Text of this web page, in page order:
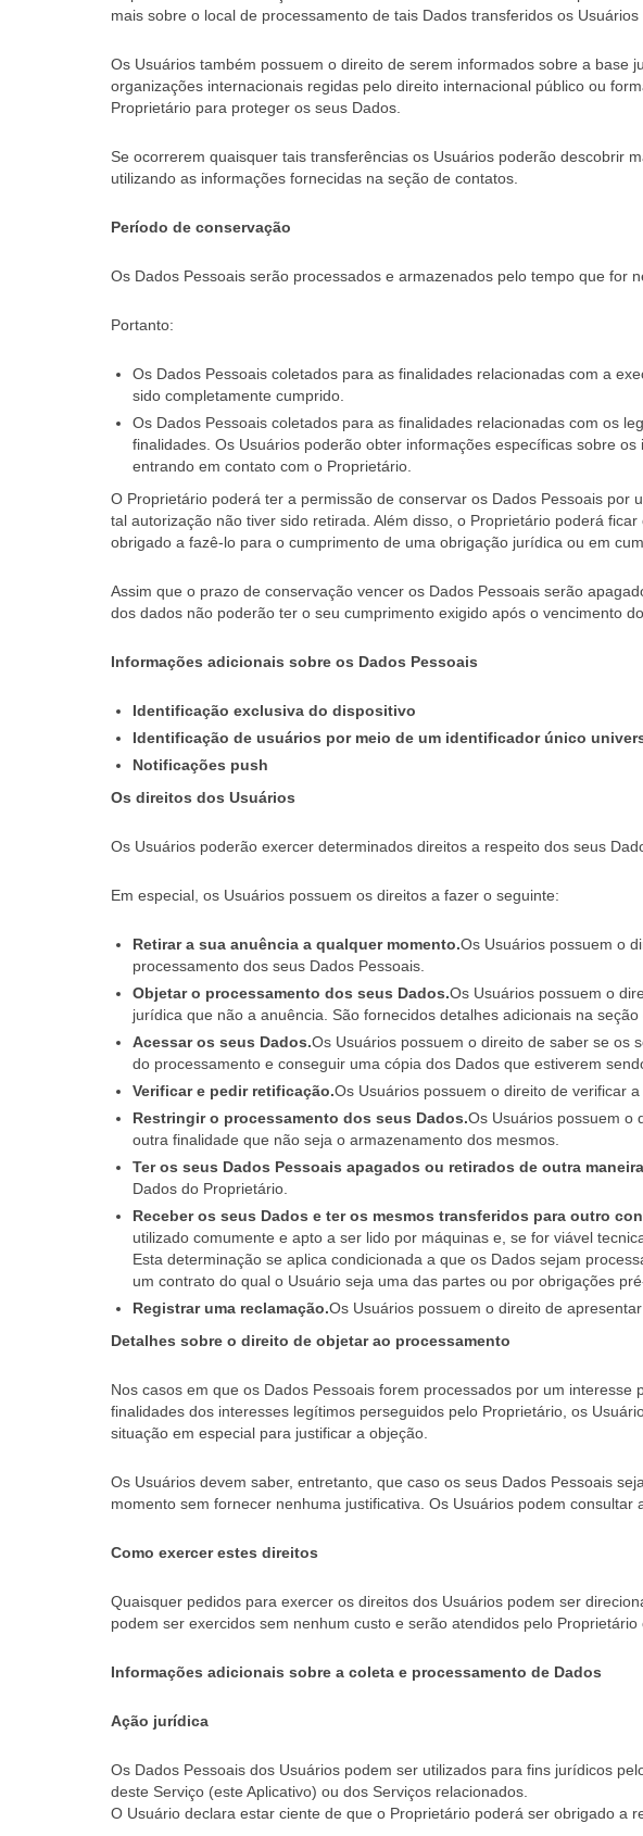
mais sobre o local de processamento de tais Dados transferidos os
Os Usuários também possuem o direito de serem informados sobre a
organizações internacionais regidas pelo direito internacional público ou
Proprietário para proteger os seus Dados.
Se ocorrerem quaisquer tais transferências os Usuários poderão descobrir
utilizando as informações fornecidas na seção de contatos.
Período de conservação
Os Dados Pessoais serão processados e armazenados pelo tempo que for
Portanto:
Os Dados Pessoais coletados para as finalidades relacionadas com a
sido completamente cumprido.
Os Dados Pessoais coletados para as finalidades relacionadas com os
finalidades. Os Usuários poderão obter informações específicas sobre
entrando em contato com o Proprietário.
O Proprietário poderá ter a permissão de conservar os Dados Pessoais
tal autorização não tiver sido retirada. Além disso, o Proprietário poderá
obrigado a fazê-lo para o cumprimento de uma obrigação jurídica ou em
Assim que o prazo de conservação vencer os Dados Pessoais serão
dos dados não poderão ter o seu cumprimento exigido após o vencimento
Informações adicionais sobre os Dados Pessoais
Identificação exclusiva do dispositivo
Identificação de usuários por meio de um identificador único
Notificações push
Os direitos dos Usuários
Os Usuários poderão exercer determinados direitos a respeito dos seus
Em especial, os Usuários possuem os direitos a fazer o seguinte:
Retirar a sua anuência a qualquer momento.Os Usuários possuem o
processamento dos seus Dados Pessoais.
Objetar o processamento dos seus Dados.Os Usuários possuem o
jurídica que não a anuência. São fornecidos detalhes adicionais na seção
Acessar os seus Dados.Os Usuários possuem o direito de saber se os
do processamento e conseguir uma cópia dos Dados que estiverem
Verificar e pedir retificação.Os Usuários possuem o direito de verificar
Restringir o processamento dos seus Dados.Os Usuários possuem o
outra finalidade que não seja o armazenamento dos mesmos.
Ter os seus Dados Pessoais apagados ou retirados de outra
Dados do Proprietário.
Receber os seus Dados e ter os mesmos transferidos para outro
utilizado comumente e apto a ser lido por máquinas e, se for viável
Esta determinação se aplica condicionada a que os Dados sejam
um contrato do qual o Usuário seja uma das partes ou por obrigações
Registrar uma reclamação.Os Usuários possuem o direito de
Detalhes sobre o direito de objetar ao processamento
Nos casos em que os Dados Pessoais forem processados por um
finalidades dos interesses legítimos perseguidos pelo Proprietário, os
situação em especial para justificar a objeção.
Os Usuários devem saber, entretanto, que caso os seus Dados Pessoais
momento sem fornecer nenhuma justificativa. Os Usuários podem consultar
Como exercer estes direitos
Quaisquer pedidos para exercer os direitos dos Usuários podem ser
podem ser exercidos sem nenhum custo e serão atendidos pelo
Informações adicionais sobre a coleta e processamento de Dados
Ação jurídica
Os Dados Pessoais dos Usuários podem ser utilizados para fins jurídicos
deste Serviço (este Aplicativo) ou dos Serviços relacionados.
O Usuário declara estar ciente de que o Proprietário poderá ser obrigado a